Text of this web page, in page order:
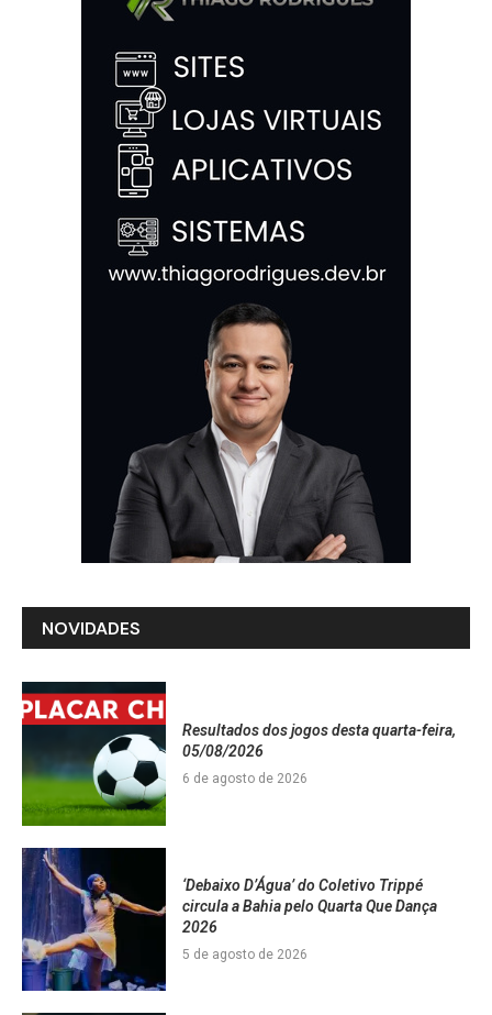
NOVIDADES
Resultados dos jogos desta quarta-feira,
05/08/2026
6 de agosto de 2026
‘Debaixo D’Água’ do Coletivo Trippé
circula a Bahia pelo Quarta Que Dança
2026
5 de agosto de 2026